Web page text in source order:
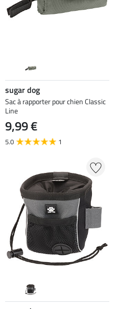
sugar dog
Sac à rapporter pour chien Classic
Line
9,99 €
5.0 1